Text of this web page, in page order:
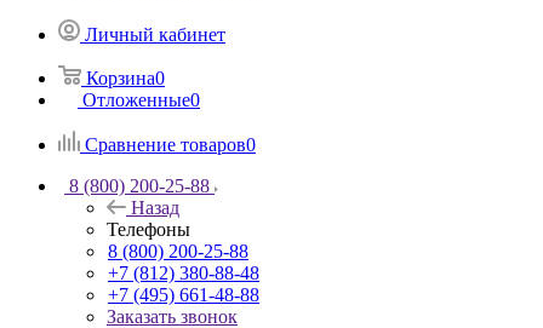
Личный кабинет
Корзина0
Отложенные0
Сравнение товаров0
8 (800) 200-25-88
Назад
Телефоны
8 (800) 200-25-88
+7 (812) 380-88-48
+7 (495) 661-48-88
Заказать звонок